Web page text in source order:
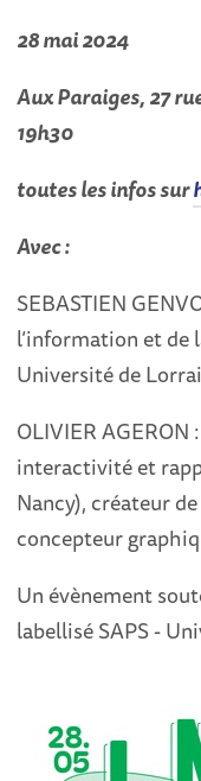
28 mai 2024
Aux Paraiges, 27
19h30
toutes les infos sur
Avec :
SEBASTIEN
l’information et de
Université de
OLIVIER
interactivité et
Nancy), créateur
concepteur
Un évènement
labellisé SAPS -